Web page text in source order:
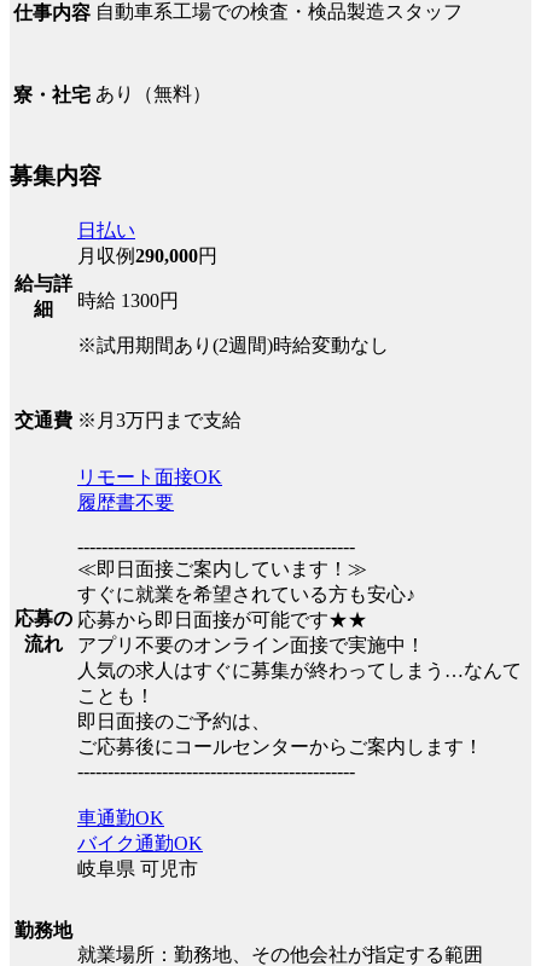
仕事内容 自動車系工場での検査・検品製造スタッフ
寮・社宅 あり（無料）
募集内容
給与詳
細
日払い
月収例290,000円
時給 1300円
※試用期間あり(2週間)時給変動なし
交通費 ※月3万円まで支給
応募の
流れ
リモート面接OK
履歴書不要
----------------------------------------------
≪即日面接ご案内しています！≫
すぐに就業を希望されている方も安心♪
応募から即日面接が可能です★★
アプリ不要のオンライン面接で実施中！
人気の求人はすぐに募集が終わってしまう…なんて
ことも！
即日面接のご予約は、
ご応募後にコールセンターからご案内します！
----------------------------------------------
勤務地
車通勤OK
バイク通勤OK
岐阜県 可児市
就業場所：勤務地、その他会社が指定する範囲